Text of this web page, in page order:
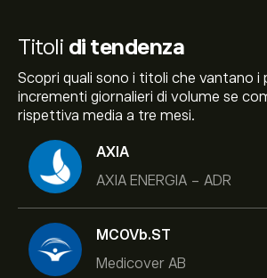
Titoli di tendenza
Scopri quali sono i titoli che vantano i
incrementi giornalieri di volume se
rispettiva media a tre mesi.
AXIA
AXIA ENERGIA - ADR
MCOVb.ST
Medicover AB